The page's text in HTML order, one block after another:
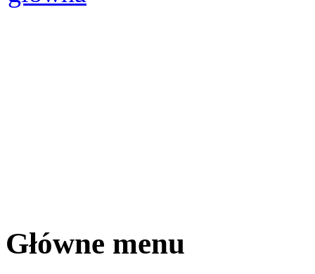
Główne menu